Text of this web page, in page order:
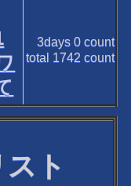
3days 0count
total 1742 count
ト